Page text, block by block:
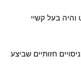
והיה בעל קשיי
חזותיים שביצע